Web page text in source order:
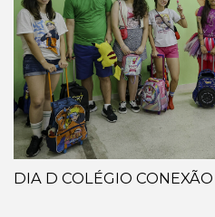
DIA D COLÉGIO